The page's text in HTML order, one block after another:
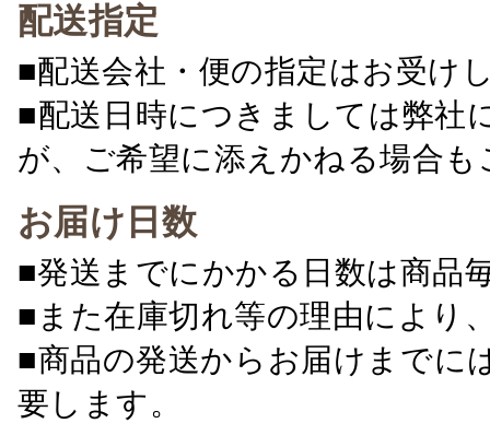
配送指定
■配送会社・便の指定はお受け
■配送日時につきましては弊社
が、ご希望に添えかねる場合
お届け日数
■発送までにかかる日数は商品
■また在庫切れ等の理由により
■商品の発送からお届けまでに
要します。